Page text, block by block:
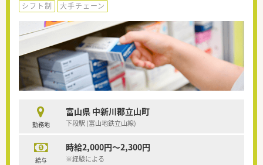
シフト制
大手チェーン
勤務地
富山県 中新川郡立山町
下段駅 (富山地鉄立山線)
給与
時給2,000円～2,300円
※経験による